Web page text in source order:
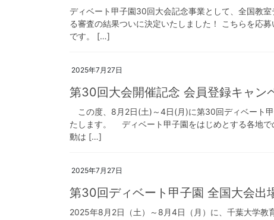
ディベート甲子園30回大会記念事業として、全国教
る審査の結果ついに決定いたしました！ こちらを応
です。 […]
2025年7月27日
第30回大会開催記念 会員登録キャン
この度、8月2日(土)～4日(月)に第30回ディベート
たします。 ディベート甲子園をはじめとする各地で
動は […]
2025年7月27日
第30回ディベート甲子園 全国大会出
2025年8月2日（土）～8月4日（月）に、千葉大学教